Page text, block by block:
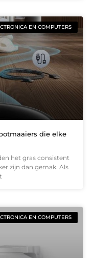
EN COMPUTERS
die elke
het gras consistent
zijn dan gemak. Als
EN COMPUTERS